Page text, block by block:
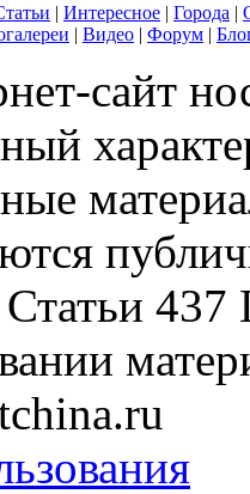
| Интересное | Города |
| Видео | Форум |
сайт
437